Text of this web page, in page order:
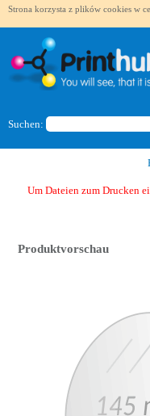
Strona korzysta z plików cookies w
Suchen:
Um Dateien zum Drucken
Produktvorschau